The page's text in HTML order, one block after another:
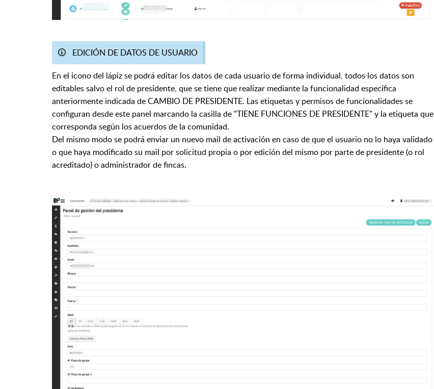
EDICIÓN DE DATOS DE USUARIO
En el icono del lápiz se podrá editar los datos de cada usuario de forma individual, todos los datos son
editables salvo el rol de presidente, que se tiene que realizar mediante la funcionalidad específica
anteriormente indicada de CAMBIO DE PRESIDENTE. Las etiquetas y permisos de funcionalidades se
configuran desde este panel marcando la casilla de "TIENE FUNCIONES DE PRESIDENTE" y la etiqueta que
corresponda según los acuerdos de la comunidad.
Del mismo modo se podrá enviar un nuevo mail de activación en caso de que el usuario no lo haya validado
o que haya modificado su mail por solicitud propia o por edición del mismo por parte de presidente (o rol
acreditado) o administrador de fincas.